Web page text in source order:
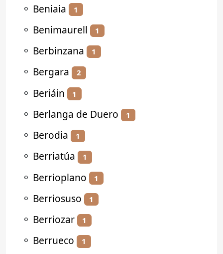
⚬ Beniaia 1
⚬ Benimaurell 1
⚬ Berbinzana 1
⚬ Bergara 2
⚬ Beriáin 1
⚬ Berlanga de Duero 1
⚬ Berodia 1
⚬ Berriatúa 1
⚬ Berrioplano 1
⚬ Berriosuso 1
⚬ Berriozar 1
⚬ Berrueco 1